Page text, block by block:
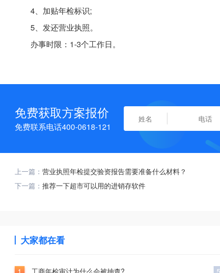
4、加贴年检标识;
5、发还营业执照。
办事时限：1-3个工作日。
免费获取方案报价
免费联系电话400-0618-121
上一篇： 营业执照年检提交验资报告需要准备什么材料？
下一篇： 推荐一下超市可以用的进销存软件
大家都在看
1 工商年检审计为什么会被抽查? 5